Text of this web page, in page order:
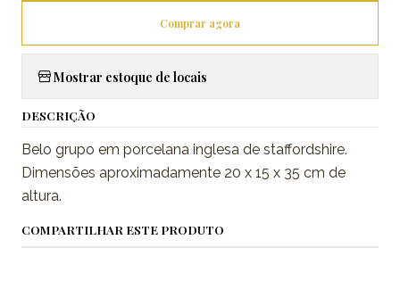
Comprar agora
Mostrar estoque de locais
DESCRIÇÃO
Belo grupo em porcelana inglesa de staffordshire.
Dimensões aproximadamente 20 x 15 x 35 cm de
altura.
COMPARTILHAR ESTE PRODUTO